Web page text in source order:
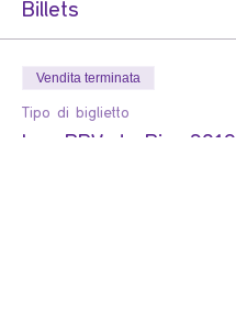
Billets
Vendita terminata
Tipo di biglietto
Les RDV du Rire 2019